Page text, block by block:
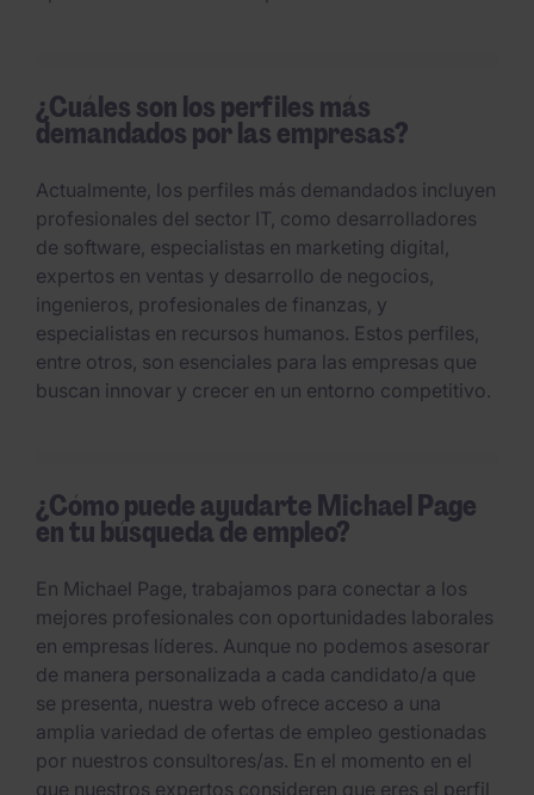
¿Cuáles son los perfiles más
demandados por las empresas?
Actualmente, los perfiles más demandados incluyen
profesionales del sector IT, como desarrolladores
de software, especialistas en marketing digital,
expertos en ventas y desarrollo de negocios,
ingenieros, profesionales de finanzas, y
especialistas en recursos humanos. Estos perfiles,
entre otros, son esenciales para las empresas que
buscan innovar y crecer en un entorno competitivo.
¿Cómo puede ayudarte Michael Page
en tu búsqueda de empleo?
En Michael Page, trabajamos para conectar a los
mejores profesionales con oportunidades laborales
en empresas líderes. Aunque no podemos asesorar
de manera personalizada a cada candidato/a que
se presenta, nuestra web ofrece acceso a una
amplia variedad de ofertas de empleo gestionadas
por nuestros consultores/as. En el momento en el
que nuestros expertos consideren que eres el perfil